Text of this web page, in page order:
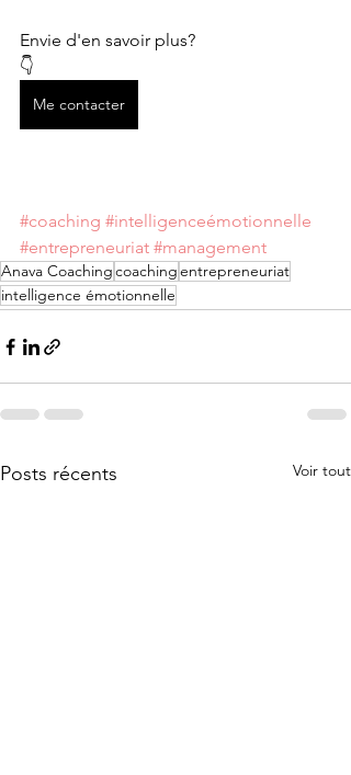
Envie d'en savoir plus?
👇
Me contacter
#coaching #intelligenceémotionnelle
#entrepreneuriat #management
Anava Coachingcoachingentrepreneuriat
intelligence émotionnelle
Posts récents Voir tout